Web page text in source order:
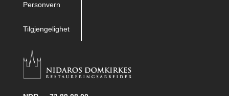
Personvern
Tilgjengelighet